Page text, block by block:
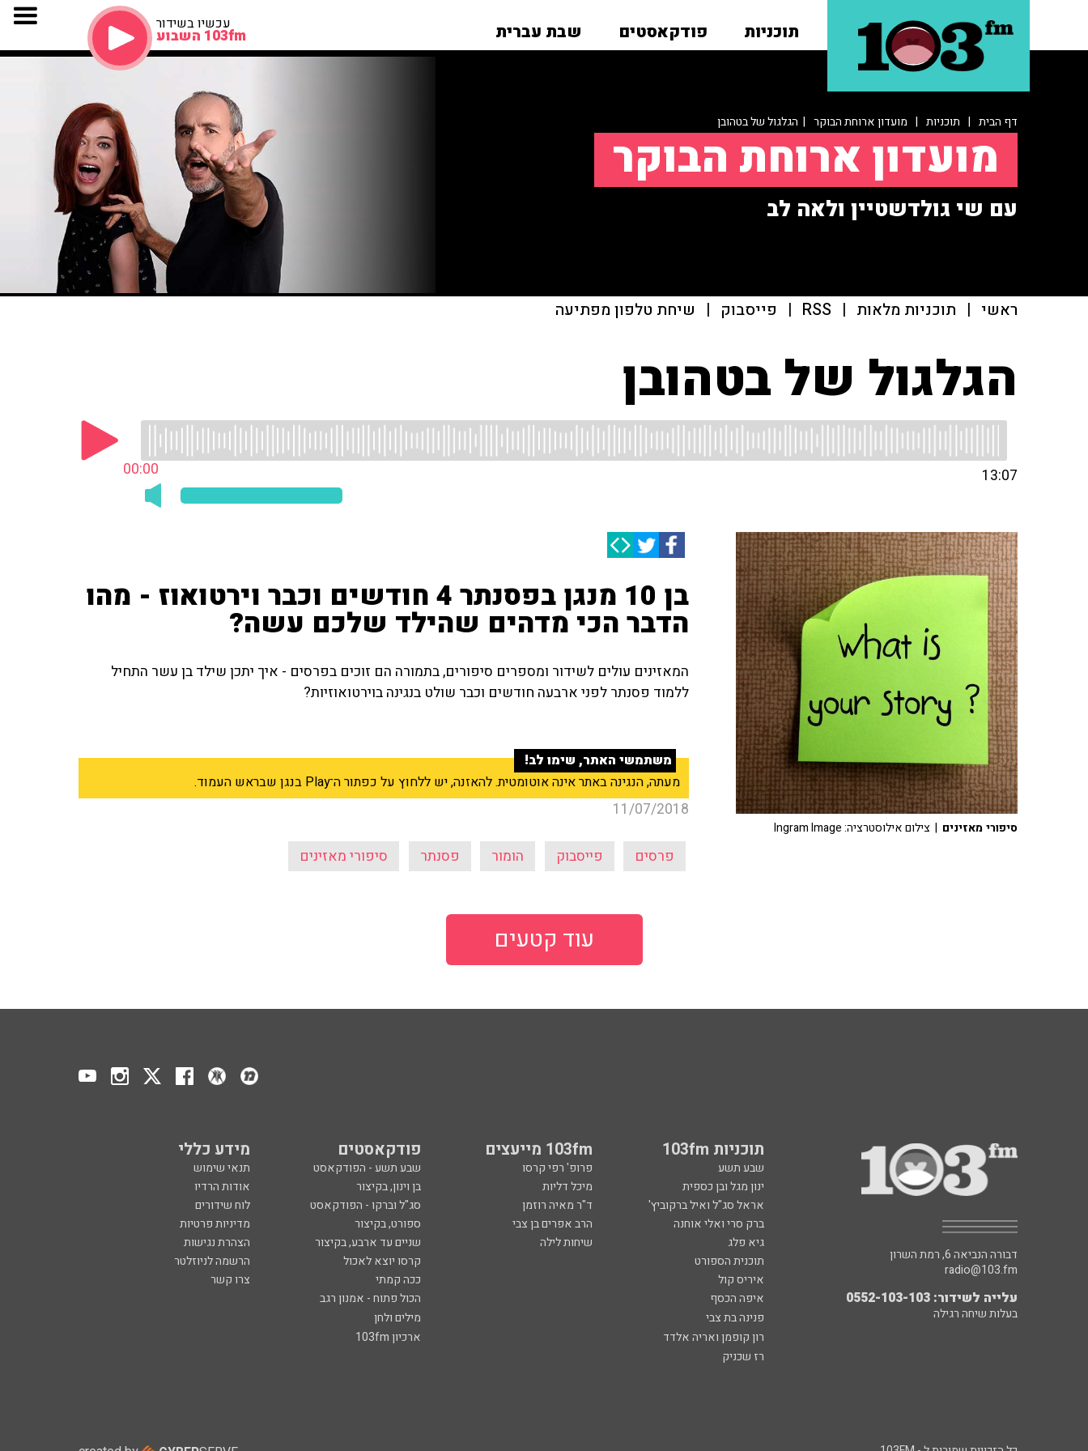
תוכניות פודקאסטים שבת עברית עכשיו בשידור
103fm השבוע
דף הבית | תוכניות | מועדון ארוחת הבוקר | הגלגול של בטהובן
מועדון ארוחת הבוקר
עם שי גולדשטיין ולאה לב
ראשי | תוכניות מלאות |
RSS
| פייסבוק | שיחת טלפון מפתיעה
הגלגול של בטהובן
00:00 13:07
בן 10 מנגן בפסנתר 4 חודשים וכבר וירטואוז - מהו
הדבר הכי מדהים שהילד שלכם עשה?
המאזינים עולים לשידור ומספרים סיפורים, בתמורה הם זוכים בפרסים - איך יתכן שילד בן עשר התחיל
ללמוד פסנתר לפני ארבעה חודשים וכבר שולט בנגינה בוירטואוזיות?
משתמשי האתר, שימו לב!
מעתה, הנגינה באתר אינה אוטומטית. להאזנה, יש ללחוץ על כפתור ה־Play בנגן שבראש העמוד.
11/07/2018
פרסים פייסבוק הומור פסנתר סיפורי מאזינים
סיפורי מאזינים | צילום אילוסטרציה: Ingram Image
עוד קטעים
תוכניות 103fm 103fm מייעצים פודקאסטים מידע כללי
שבע תשע פרופ' רפי קרסו שבע תשע - הפודקאסט
תנאי שימוש
ינון מגל ובן כספית
מיכל דליות בן וינון, בקיצור
אודות הרדיו
אראל סג"ל ואיל ברקוביץ'
ד"ר מאיה רוזמן סג"ל וברקו - הפודקאסט
לוח שידורים
ברק סרי ואלי אוחנה
הרב אפרים בן צבי ספורט, בקיצור
מדיניות פרטיות
גיא פלג
שיחות לילה שניים עד ארבע, בקיצור
הצהרת נגישות
תוכנית הספורט
קרסו יוצא לאכול
הרשמה לניוזלטר
איריס קול
ככה קמתי
צרו קשר
איפה הכסף
הכול פתוח - אמנון רגב
פנינה בת צבי
מילים ולחן
רון קופמן ואריה אלדד
ארכיון 103fm
רז שכניק
דבורה הנביאה 6, רמת השרון
radio@103.fm
עלייה לשידור: 0552-103-103
בעלות שיחה רגילה